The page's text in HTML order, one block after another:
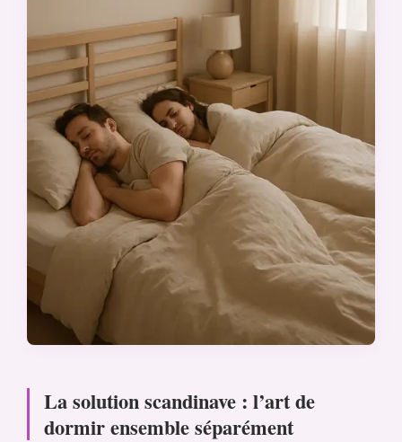
La solution scandinave : l’art de
dormir ensemble séparément